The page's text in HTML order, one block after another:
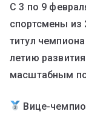
С 3 по 9
спортсмены из
титул
летию
масштабным по
Вице-